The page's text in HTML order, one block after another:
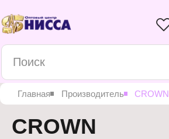
Главная Производитель CROWN
CROWN